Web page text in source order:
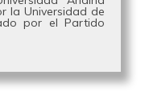
la Universidad de
por el Partido